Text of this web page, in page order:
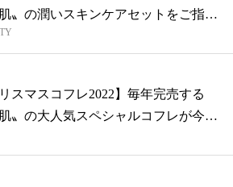
肌〟の潤いスキンケアセットをご指
リスマスコフレ2022】毎年完売する
肌〟の大人気スペシャルコフレが今年